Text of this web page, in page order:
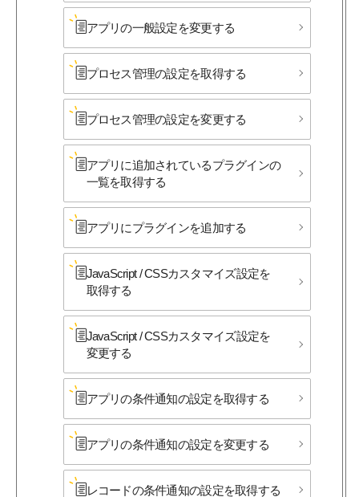
アプリの​一般設定を​変更する
プロセス管理の​設定を​取得する
プロセス管理の​設定を​変更する
アプリに​追加されている​プラグインの​
一覧を​取得する
アプリに​プラグインを​追加する
JavaScript / CSSカスタマイズ設定を​
取得する
JavaScript / CSSカスタマイズ設定を​
変更する
アプリの​条件通知の​設定を​取得する
アプリの​条件通知の​設定を​変更する
レコードの​条件通知の​設定を​取得する